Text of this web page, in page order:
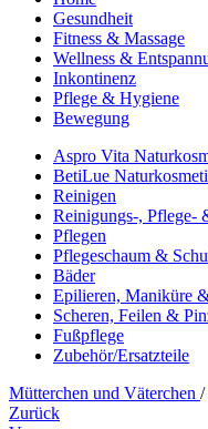
Gesundheit
Fitness & Massage
Wellness &
Inkontinenz
Pflege & Hygiene
Bewegung
Aspro Vita
BetiLue
Reinigen
Reinigungs-, Pflege-
Pflegen
Pflegeschaum &
Bäder
Epilieren, Maniküre
Scheren, Feilen &
Fußpflege
Zubehör/Ersatzteile
Mütterchen und Väterchen /
Zurück